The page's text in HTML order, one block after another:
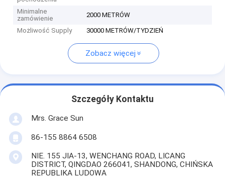
Minimalne
zamówienie
2000 METRÓW
Możliwość Supply 30000 METRÓW/TYDZIEŃ
Zobacz więcej
Szczegóły Kontaktu
Mrs. Grace Sun
86-155 8864 6508
NIE. 155 JIA-13, WENCHANG ROAD, LICANG
DISTRICT, QINGDAO 266041, SHANDONG, CHIŃSKA
REPUBLIKA LUDOWA